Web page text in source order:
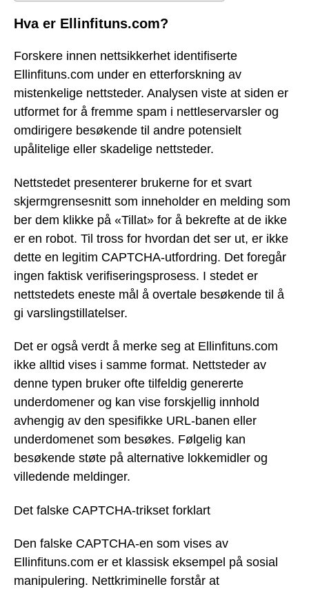
Hva er Ellinfituns.com?
Forskere innen nettsikkerhet identifiserte
Ellinfituns.com under en etterforskning av
mistenkelige nettsteder. Analysen viste at siden er
utformet for å fremme spam i nettleservarsler og
omdirigere besøkende til andre potensielt
upålitelige eller skadelige nettsteder.
Nettstedet presenterer brukerne for et svart
skjermgrensesnitt som inneholder en melding som
ber dem klikke på «Tillat» for å bekrefte at de ikke
er en robot. Til tross for hvordan det ser ut, er ikke
dette en legitim CAPTCHA-utfordring. Det foregår
ingen faktisk verifiseringsprosess. I stedet er
nettstedets eneste mål å overtale besøkende til å
gi varslingstillatelser.
Det er også verdt å merke seg at Ellinfituns.com
ikke alltid vises i samme format. Nettsteder av
denne typen bruker ofte tilfeldig genererte
underdomener og kan vise forskjellig innhold
avhengig av den spesifikke URL-banen eller
underdomenet som besøkes. Følgelig kan
besøkende støte på alternative lokkemidler og
villedende meldinger.
Det falske CAPTCHA-trikset forklart
Den falske CAPTCHA-en som vises av
Ellinfituns.com er et klassisk eksempel på sosial
manipulering. Nettkriminelle forstår at